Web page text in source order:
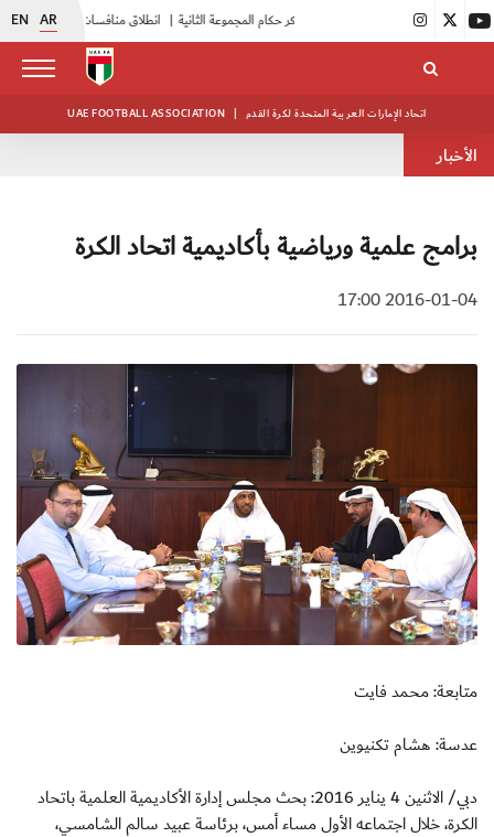
EN AR انطلاق منافسات بطولة النخبة لحرس الرئاسة |
UAE FOOTBALL ASSOCIATION | اتحاد الإمارات العربية المتحدة لكرة القدم
الأخبار
برامج علمية ورياضية بأكاديمية اتحاد الكرة
2016-01-04 17:00
متابعة: محمد فايت
عدسة: هشام تكنيوين
دبي/ الاثنين 4 يناير 2016: بحث مجلس إدارة الأكاديمية العلمية باتحاد
الكرة، خلال اجتماعه الأول مساء أمس، برئاسة عبيد سالم الشامسي،